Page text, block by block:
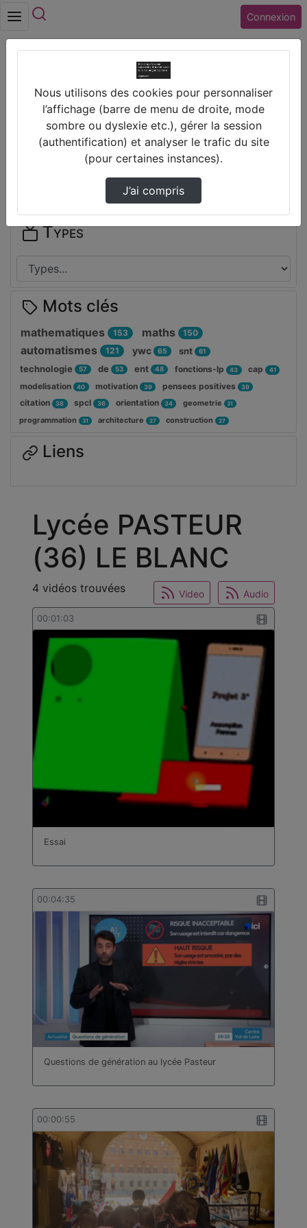
Connexion
Lycée PASTEUR (36) LE BLANC
Lycée PASTEUR
(36) LE BLANC
Video Audio
4 vidéos trouvées
00:01:03
Essai
00:04:35
Questions de génération au lycée Pasteur
00:00:55
Thèmes de Lycée PASTEUR (36) LE
BLANC
Disciplines
Types
Mots clés
mathematiques 153 maths 150
automatismes 121 ywc 65 snt 61
technologie 57 de 53 ent 48 fonctions-lp 43 cap 41
modelisation 40 motivation 39 pensees positives 39
citation 38 spcl 36 orientation 34 geometrie 31
programmation 31 architecture 27 construction 27
Liens
Nous utilisons des cookies pour personnaliser
l’affichage (barre de menu de droite, mode
sombre ou dyslexie etc.), gérer la session
(authentification) et analyser le trafic du site
(pour certaines instances).
J’ai compris